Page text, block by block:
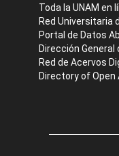
Toda la UNAM en
Red Universitaria
Portal de Datos
Dirección
Red de Acervos
Directory of